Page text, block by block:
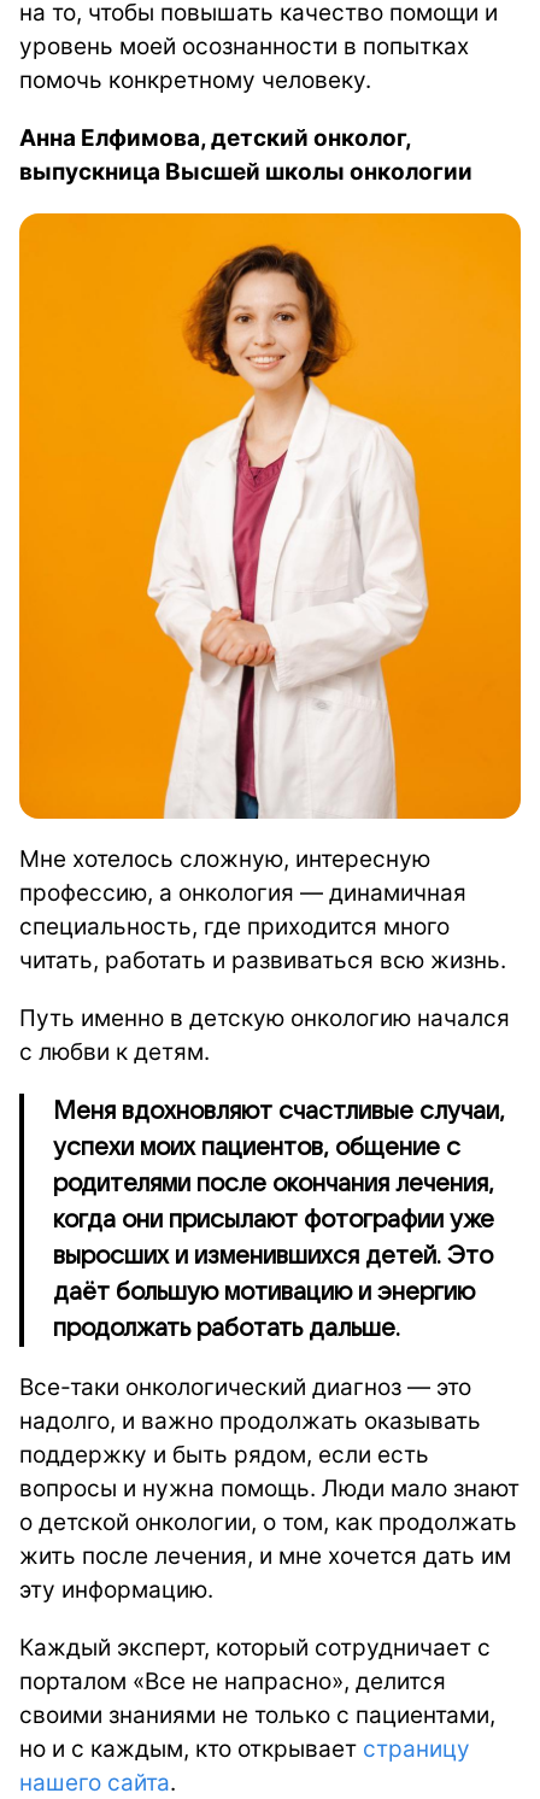
на то, чтобы повышать качество помощи и
уровень моей осознанности в попытках
помочь конкретному человеку.
Анна Елфимова, детский онколог,
выпускница Высшей школы онкологии
Мне хотелось сложную, интересную
профессию, а онкология — динамичная
специальность, где приходится много
читать, работать и развиваться всю жизнь.
Путь именно в детскую онкологию начался
с любви к детям.
Меня вдохновляют счастливые случаи,
успехи моих пациентов, общение с
родителями после окончания лечения,
когда они присылают фотографии уже
выросших и изменившихся детей. Это
даёт большую мотивацию и энергию
продолжать работать дальше.
Все-таки онкологический диагноз — это
надолго, и важно продолжать оказывать
поддержку и быть рядом, если есть
вопросы и нужна помощь. Люди мало знают
о детской онкологии, о том, как продолжать
жить после лечения, и мне хочется дать им
эту информацию.
Каждый эксперт, который сотрудничает с
порталом «Все не напрасно», делится
своими знаниями не только с пациентами,
но и с каждым, кто открывает страницу
нашего сайта.